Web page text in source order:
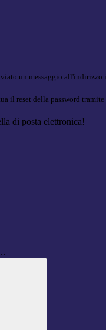
un messaggio all'indirizzo
il reset della password tramite
di posta elettronica!